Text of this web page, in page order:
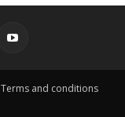
Terms and conditions